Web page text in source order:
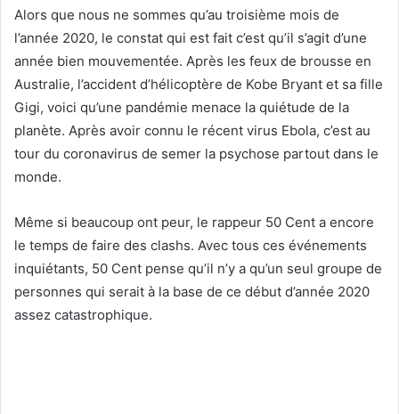
Alors que nous ne sommes qu’au troisième mois de
l’année 2020, le constat qui est fait c’est qu’il s’agit d’une
année bien mouvementée. Après les feux de brousse en
Australie, l’accident d’hélicoptère de Kobe Bryant et sa fille
Gigi, voici qu’une pandémie menace la quiétude de la
planète. Après avoir connu le récent virus Ebola, c’est au
tour du coronavirus de semer la psychose partout dans le
monde.
Même si beaucoup ont peur, le rappeur 50 Cent a encore
le temps de faire des clashs. Avec tous ces événements
inquiétants, 50 Cent pense qu’il n’y a qu’un seul groupe de
personnes qui serait à la base de ce début d’année 2020
assez catastrophique.